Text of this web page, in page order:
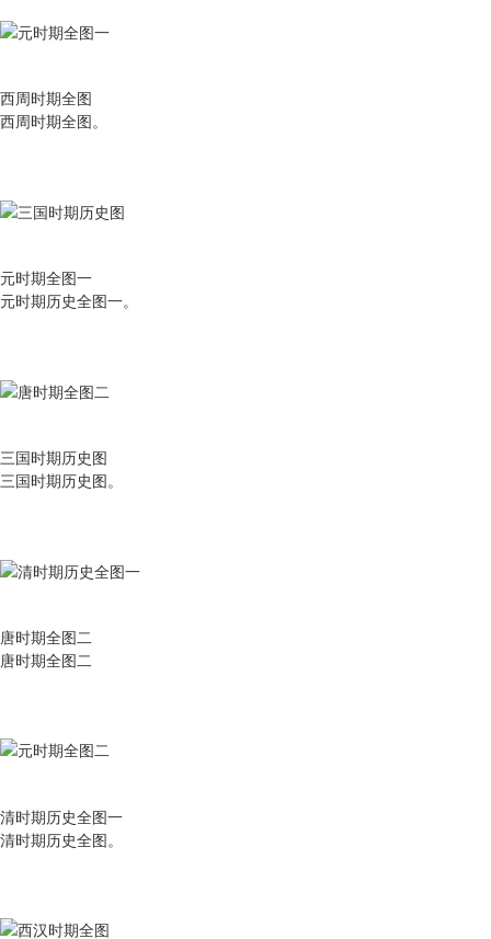
西周时期全图
西周时期全图。
元时期全图一
元时期历史全图一。
三国时期历史图
三国时期历史图。
唐时期全图二
唐时期全图二
清时期历史全图一
清时期历史全图。